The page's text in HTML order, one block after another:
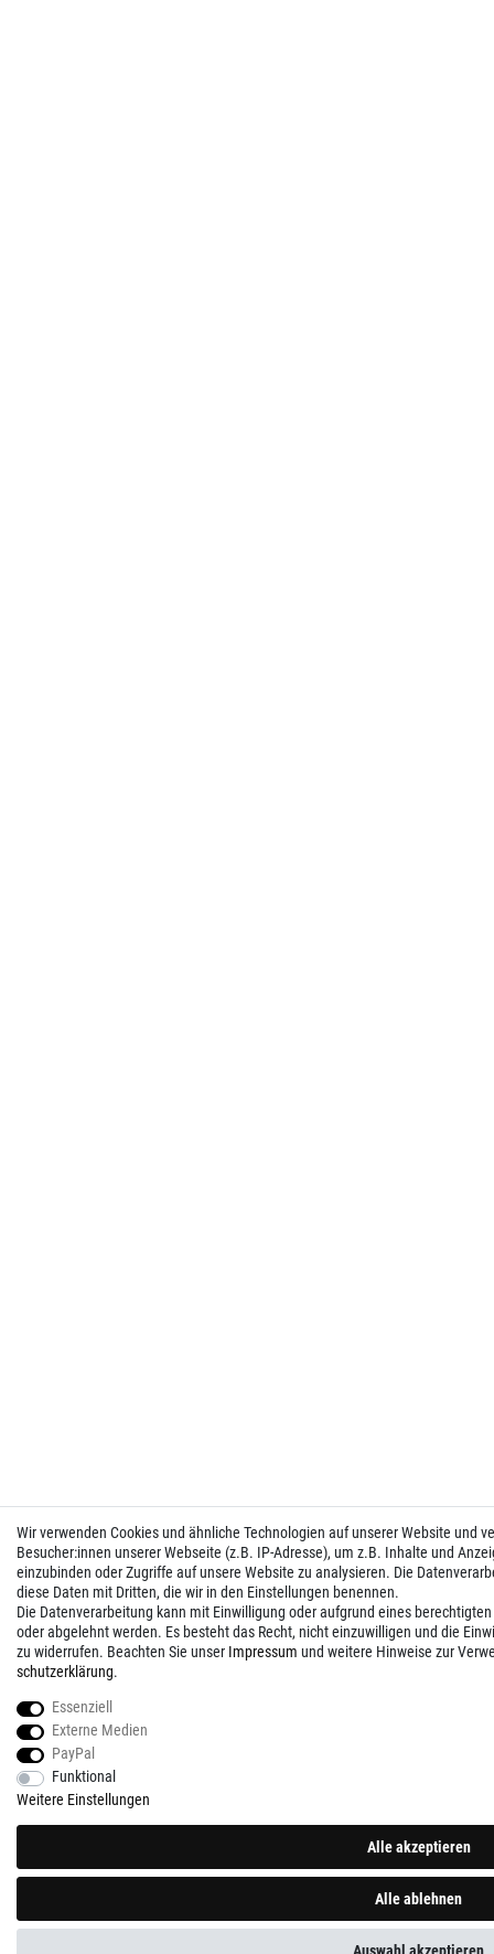
Wir verwenden Cookies und ähnliche Technologien auf unserer Website und
Besucher:innen unserer Webseite (z.B. IP-Adresse), um z.B. Inhalte und
einzubinden oder Zugriffe auf unsere Website zu analysieren. Die
diese Daten mit Dritten, die wir in den Einstellungen benennen.
Die Datenverarbeitung kann mit Einwilligung oder aufgrund eines
oder abgelehnt werden. Es besteht das Recht, nicht einzuwilligen und die
zu widerrufen. Beachten Sie unser Impressum und weitere Hinweise zur
schutz­erklärung.
Essenziell
Externe Medien
PayPal
Funktional
Weitere Einstellungen
Alle akzeptieren
Alle ablehnen
Auswahl akzeptieren